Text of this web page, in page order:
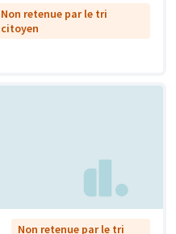
Non retenue par le tri
citoyen
Non retenue par le tri